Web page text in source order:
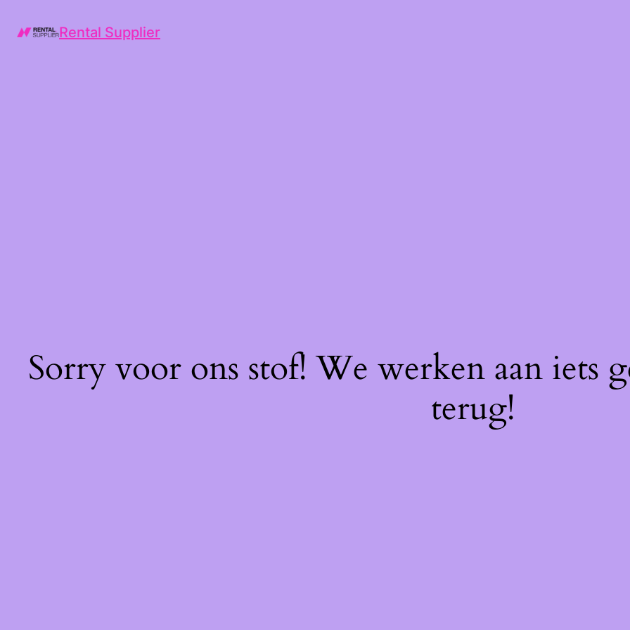
Rental Supplier
Sorry voor ons stof! We werken aan iets
terug!